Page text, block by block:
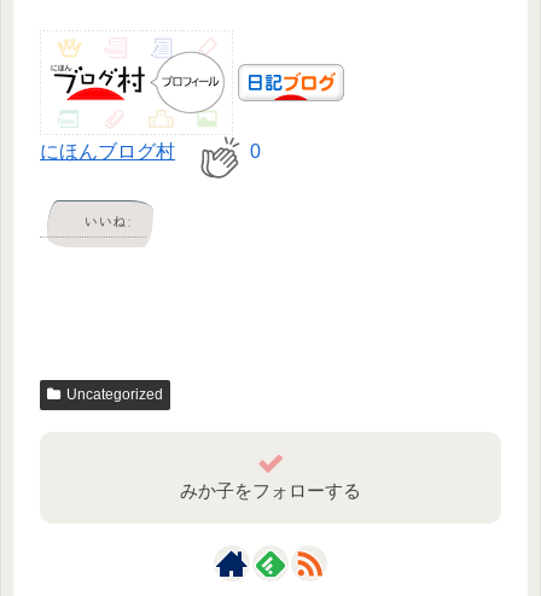
にほんブログ村 0
いいね:
Uncategorized
みか子をフォローする